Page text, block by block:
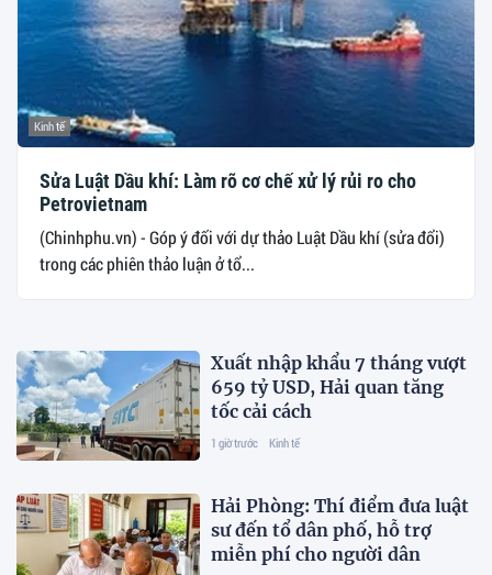
Kinh tế
Sửa Luật Dầu khí: Làm rõ cơ chế xử lý rủi ro cho
Petrovietnam
(Chinhphu.vn) - Góp ý đối với dự thảo Luật Dầu khí (sửa đổi)
trong các phiên thảo luận ở tổ...
Xuất nhập khẩu 7 tháng vượt
659 tỷ USD, Hải quan tăng
tốc cải cách
1 giờ trước Kinh tế
Hải Phòng: Thí điểm đưa luật
sư đến tổ dân phố, hỗ trợ
miễn phí cho người dân